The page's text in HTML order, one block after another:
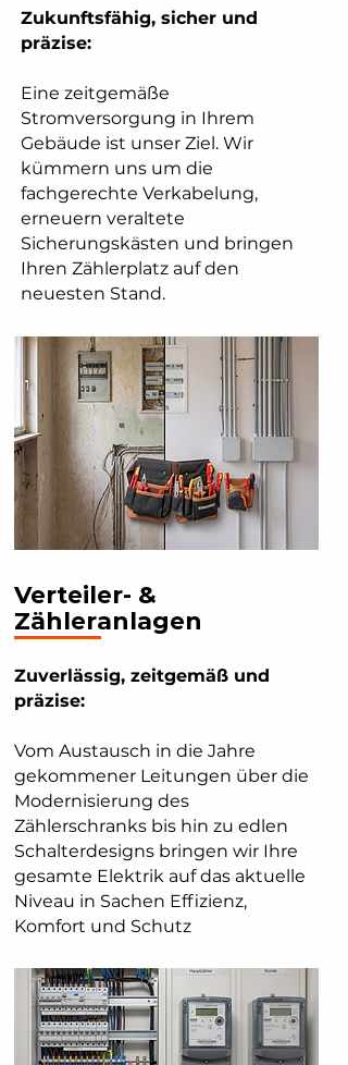
Zukunftsfähig, sicher und
präzise:
Eine zeitgemäße
Stromversorgung in Ihrem
Gebäude ist unser Ziel. Wir
kümmern uns um die
fachgerechte Verkabelung,
erneuern veraltete
Sicherungskästen und bringen
Ihren Zählerplatz auf den
neuesten Stand.
Verteiler- &
Zähleranlagen
Zuverlässig, zeitgemäß und
präzise:
Vom Austausch in die Jahre
gekommener Leitungen über die
Modernisierung des
Zählerschranks bis hin zu edlen
Schalterdesigns bringen wir Ihre
gesamte Elektrik auf das aktuelle
Niveau in Sachen Effizienz,
Komfort und Schutz